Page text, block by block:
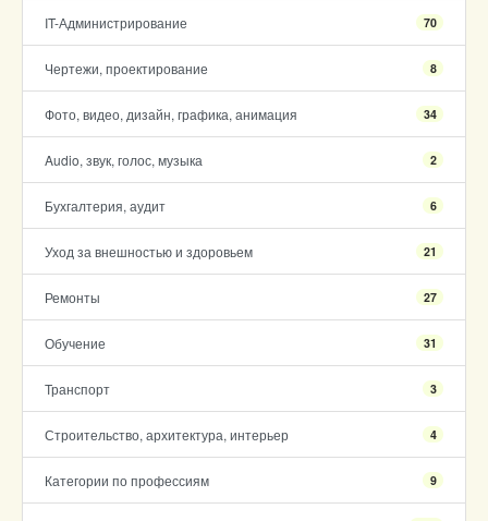
IT-Администрирование 70
Чертежи, проектирование 8
Фото, видео, дизайн, графика, анимация 34
Audio, звук, голос, музыка 2
Бухгалтерия, аудит 6
Уход за внешностью и здоровьем 21
Ремонты 27
Обучение 31
Транспорт 3
Строительство, архитектура, интерьер 4
Категории по профессиям 9